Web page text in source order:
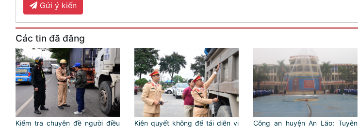
Gửi ý kiến
Các tin đã đăng
Kiểm tra chuyên đề người điều
Kiên quyết không để tái diễn vi
Công an huyện An Lão: Tuyên